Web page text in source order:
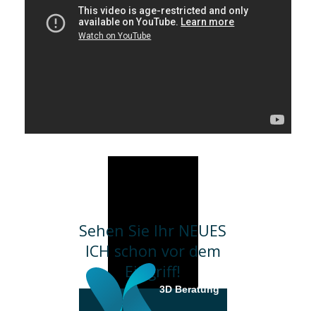
Sehen Sie Ihr NEUES
ICH schon vor dem
Eingriff!
3D Beratung